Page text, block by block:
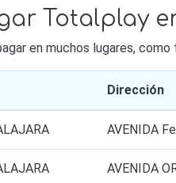
Totalplay
en muchos lugares, como
Dirección
AVENIDA
AVENIDA